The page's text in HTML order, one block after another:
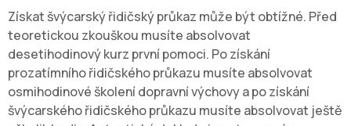
Získat švýcarský řidičský průkaz může být obtížné. Před
teoretickou zkouškou musíte absolvovat
desetihodinový kurz první pomoci. Po získání
prozatímního řidičského průkazu musíte absolvovat
osmihodinové školení dopravní výchovy a po získání
švýcarského řidičského průkazu musíte absolvovat ještě